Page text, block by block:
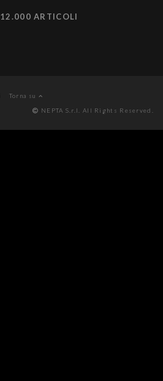
12.000 ARTICOLI
Torna su
NEPTA S.r.l. All Rights Reserved.